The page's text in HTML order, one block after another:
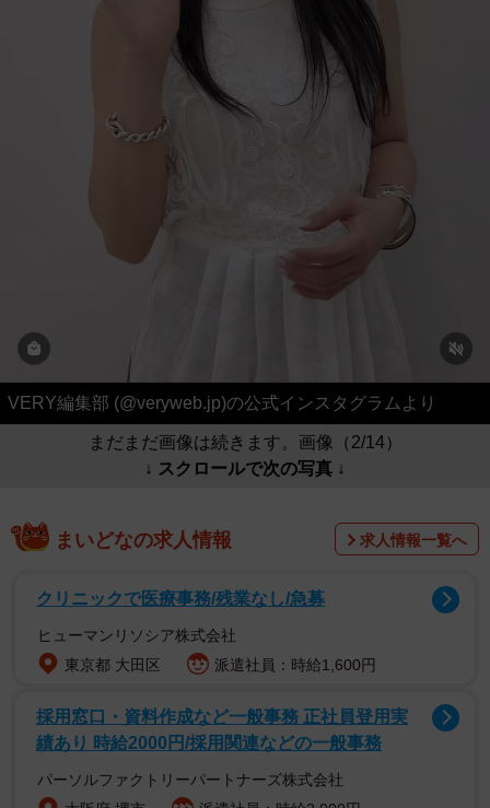
VERY編集部 (@veryweb.jp)の公式インスタグラムより
まだまだ画像は続きます。画像（2/14）
↓ スクロールで次の写真 ↓
まいどなの求人情報 求人情報一覧へ
クリニックで医療事務/残業なし/急募
ヒューマンリソシア株式会社
東京都 大田区
派遣社員：時給1,600円
採用窓口・資料作成など一般事務 正社員登用実
績あり 時給2000円/採用関連などの一般事務
パーソルファクトリーパートナーズ株式会社